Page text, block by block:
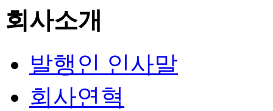
회사소개
발행인 인사말
회사연혁